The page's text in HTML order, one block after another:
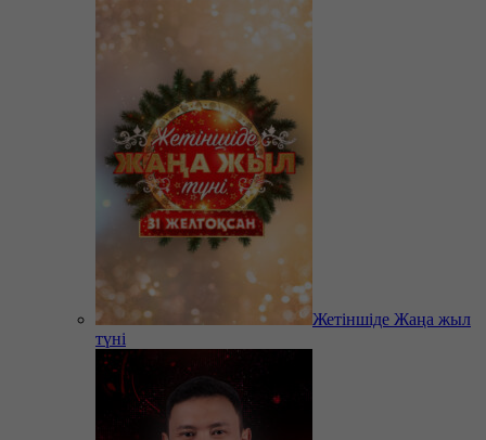
Жетіншіде Жаңа жыл
түні